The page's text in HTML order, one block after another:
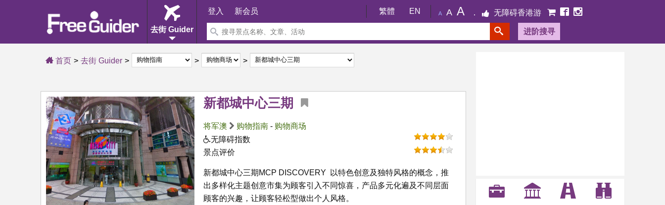
去街 Guider
登入 新会员 繁體 EN A A A 无障碍香港游
进阶搜寻
首页 去街 Guider
新都城中心三期
将军澳 购物指南 - 购物商场
无障碍指数
景点评价
新都城中心三期MCP DISCOVERY 以特色创意及独特风格的概念，推
出多样化主题创意市集为顾客引入不同惊喜，产品多元化遍及不同层面
顾客的兴趣，让顾客轻松型做出个人风格。